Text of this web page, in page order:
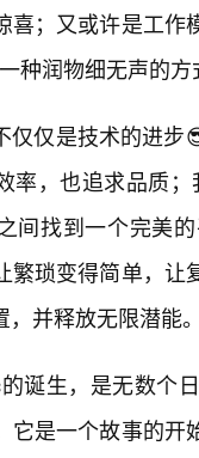
喜；又或许是工
种润物细无声的
仅仅是技术的进
率，也追求品质
间找到一个完美
繁琐变得简单，
，并释放无限潜能
诞生，是无数个
它是一个故事的